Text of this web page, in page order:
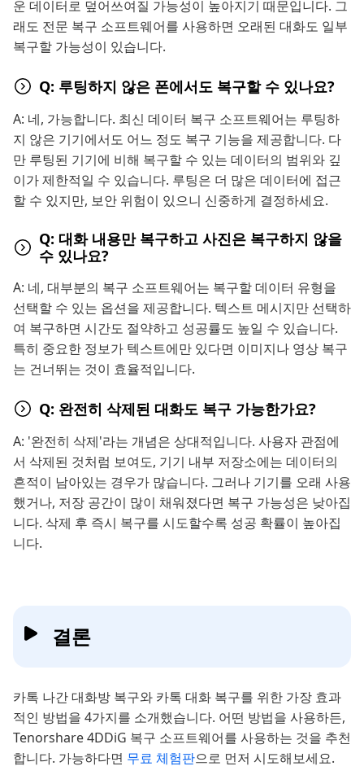
운 데이터로 덮어쓰여질 가능성이 높아지기 때문입니다. 그
래도 전문 복구 소프트웨어를 사용하면 오래된 대화도 일부
복구할 가능성이 있습니다.
Q: 루팅하지 않은 폰에서도 복구할 수 있나요?
A: 네, 가능합니다. 최신 데이터 복구 소프트웨어는 루팅하
지 않은 기기에서도 어느 정도 복구 기능을 제공합니다. 다
만 루팅된 기기에 비해 복구할 수 있는 데이터의 범위와 깊
이가 제한적일 수 있습니다. 루팅은 더 많은 데이터에 접근
할 수 있지만, 보안 위험이 있으니 신중하게 결정하세요.
Q: 대화 내용만 복구하고 사진은 복구하지 않을
수 있나요?
A: 네, 대부분의 복구 소프트웨어는 복구할 데이터 유형을
선택할 수 있는 옵션을 제공합니다. 텍스트 메시지만 선택하
여 복구하면 시간도 절약하고 성공률도 높일 수 있습니다.
특히 중요한 정보가 텍스트에만 있다면 이미지나 영상 복구
는 건너뛰는 것이 효율적입니다.
Q: 완전히 삭제된 대화도 복구 가능한가요?
A: '완전히 삭제'라는 개념은 상대적입니다. 사용자 관점에
서 삭제된 것처럼 보여도, 기기 내부 저장소에는 데이터의
흔적이 남아있는 경우가 많습니다. 그러나 기기를 오래 사용
했거나, 저장 공간이 많이 채워졌다면 복구 가능성은 낮아집
니다. 삭제 후 즉시 복구를 시도할수록 성공 확률이 높아집
니다.
결론
카톡 나간 대화방 복구와 카톡 대화 복구를 위한 가장 효과
적인 방법을 4가지를 소개했습니다. 어떤 방법을 사용하든,
Tenorshare 4DDiG 복구 소프트웨어를 사용하는 것을 추천
합니다. 가능하다면 무료 체험판으로 먼저 시도해보세요.